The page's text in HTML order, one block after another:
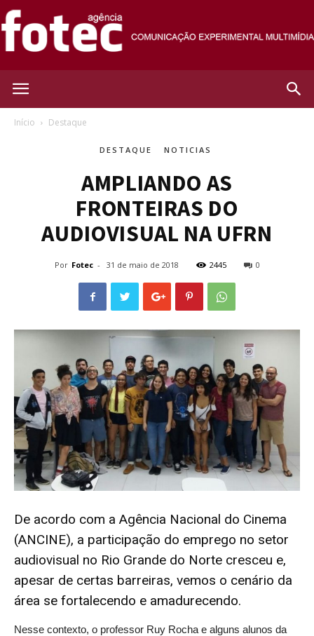
Início Destaque
DESTAQUE NOTICIAS
AMPLIANDO AS
FRONTEIRAS DO
AUDIOVISUAL NA UFRN
Por Fotec - 31 de maio de 2018 2445 0
De acordo com a Agência Nacional do Cinema
(ANCINE), a participação do emprego no setor
audiovisual no Rio Grande do Norte cresceu e,
apesar de certas barreiras, vemos o cenário da
área se fortalecendo e amadurecendo.
Nesse contexto, o professor Ruy Rocha e alguns alunos da